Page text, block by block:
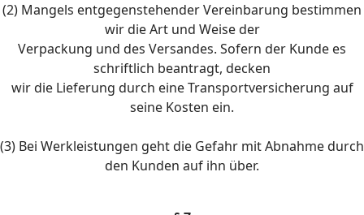
(2) Mangels entgegenstehender Vereinbarung bestimmen
wir die Art und Weise der
Verpackung und des Versandes. Sofern der Kunde es
schriftlich beantragt, decken
wir die Lieferung durch eine Transportversicherung auf
seine Kosten ein.
(3) Bei Werkleistungen geht die Gefahr mit Abnahme durch
den Kunden auf ihn über.